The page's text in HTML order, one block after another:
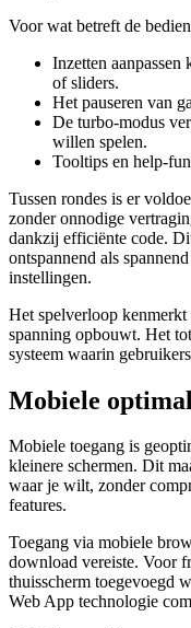
Voor wat betreft de
Inzetten
of sliders.
Het pauseren van
De turbo-modus
willen spelen.
Tooltips en help-
Tussen rondes is er
zonder onnodige
dankzij efficiënte code.
ontspannend als
instellingen.
Het spelverloop
spanning opbouwt. Het
systeem waarin
Mobiele
Mobiele toegang is
kleinere schermen. Dit
waar je wilt, zonder
features.
Toegang via mobiele
download vereiste. Voor
thuisscherm toegevoegd
Web App technologie